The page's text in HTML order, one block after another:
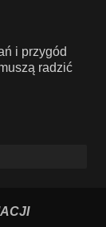
i przygód
radzić